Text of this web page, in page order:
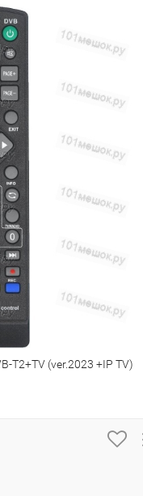
T2+TV (ver.2023 +IP TV)